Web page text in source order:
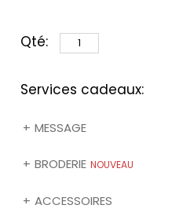
L’assortiment
une sélection de six paires
douceur enveloppante de la
terre profonde de la pistache
macarons Z voyagent par
l'opportunité de déguster à
Tandis que l'assortiment
Qté:
Services cadeaux:
MESSAGE
BRODERIE NOUVEAU
ACCESSOIRES